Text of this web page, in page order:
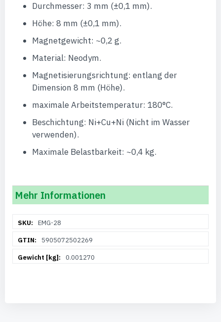
Durchmesser: 3 mm (±0,1 mm).
Höhe: 8 mm (±0,1 mm).
Magnetgewicht: ~0,2 g.
Material: Neodym.
Magnetisierungsrichtung: entlang der
Dimension 8 mm (Höhe).
maximale Arbeitstemperatur: 180°C.
Beschichtung: Ni+Cu+Ni (Nicht im Wasser
verwenden).
Maximale Belastbarkeit: ~0,4 kg.
Mehr Informationen
Informationen
EMG-28
5905072502269
0.001270